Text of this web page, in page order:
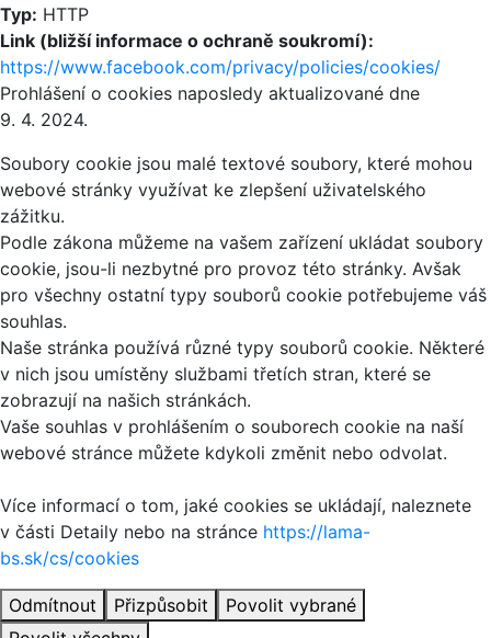
Typ: HTTP
Link (bližší informace o ochraně soukromí):
https://www.facebook.com/privacy/policies/cookies/
Prohlášení o cookies naposledy aktualizované dne
9. 4. 2024.
Soubory cookie jsou malé textové soubory, které mohou
webové stránky využívat ke zlepšení uživatelského
zážitku.
Podle zákona můžeme na vašem zařízení ukládat soubory
cookie, jsou-li nezbytné pro provoz této stránky. Avšak
pro všechny ostatní typy souborů cookie potřebujeme váš
souhlas.
Naše stránka používá různé typy souborů cookie. Některé
v nich jsou umístěny službami třetích stran, které se
zobrazují na našich stránkách.
Vaše souhlas v prohlášením o souborech cookie na naší
webové stránce můžete kdykoli změnit nebo odvolat.
Více informací o tom, jaké cookies se ukládají, naleznete
v části Detaily nebo na stránce https://lama-
bs.sk/cs/cookies
Odmítnout Přizpůsobit
Povolit vybrané